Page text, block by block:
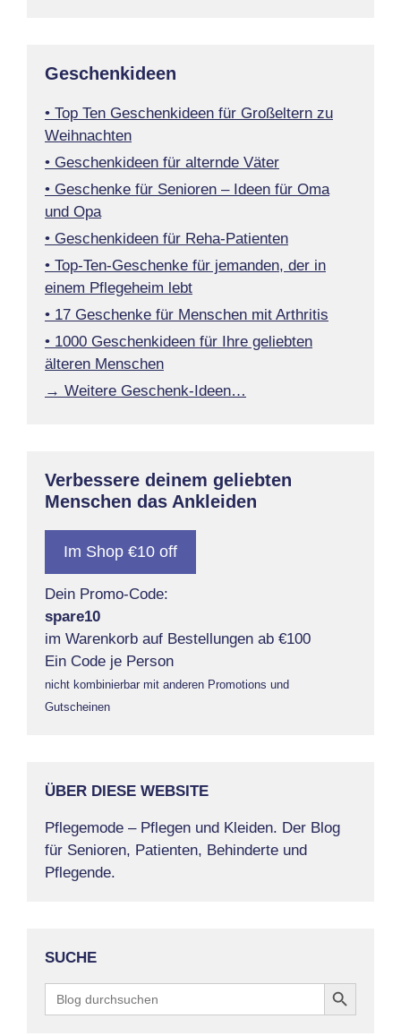
Geschenkideen
• Top Ten Geschenkideen für Großeltern zu
Weihnachten
• Geschenkideen für alternde Väter
• Geschenke für Senioren – Ideen für Oma
und Opa
• Geschenkideen für Reha-Patienten
• Top-Ten-Geschenke für jemanden, der in
einem Pflegeheim lebt
• 17 Geschenke für Menschen mit Arthritis
• 1000 Geschenkideen für Ihre geliebten
älteren Menschen
→ Weitere Geschenk-Ideen…
Verbessere deinem geliebten
Menschen das Ankleiden
Im Shop €10 off
Dein Promo-Code:
spare10
im Warenkorb auf Bestellungen ab €100
Ein Code je Person
nicht kombinierbar mit anderen Promotions und
Gutscheinen
ÜBER DIESE WEBSITE
Pflegemode – Pflegen und Kleiden. Der Blog
für Senioren, Patienten, Behinderte und
Pflegende.
SUCHE
for:
Search Button